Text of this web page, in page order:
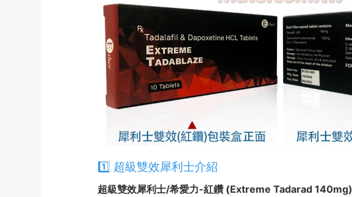
1️⃣ 超級雙效犀利士介紹
超級雙效犀利士/希愛力-紅鑽 (Extreme Tadarad 140mg)